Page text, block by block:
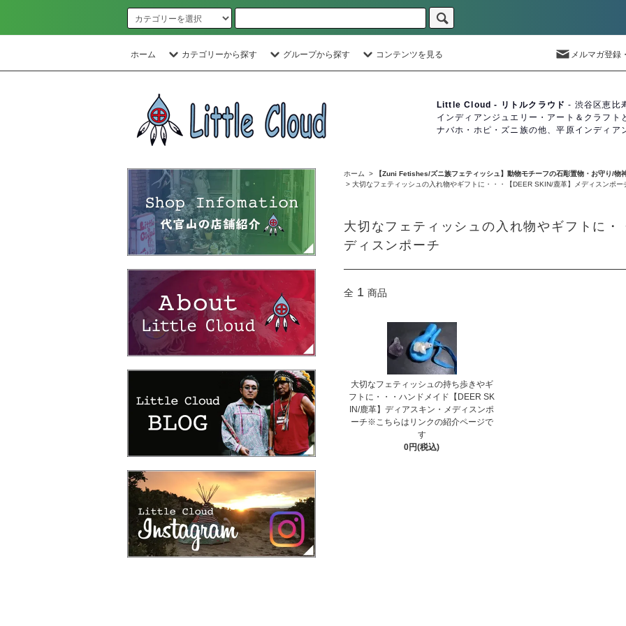
ホーム カテゴリーから探す グループから探す コンテンツを見る メルマガ登録
Little Cloud - リトルクラウド - 渋谷区恵比
インディアンジュエリー・アート＆クラフト
ナバホ・ホピ・ズニ族の他、平原インディア
ホーム >
【Zuni Fetishes/ズニ族フェティッシュ】動物モチーフの石彫置物・お守り/物
> 大切なフェティッシュの入れ物やギフトに・・・【DEER SKIN/鹿革】メディスンポー
大切なフェティッシュの入れ物やギフトに
ディスンポーチ
全 1 商品
大切なフェティッシュの持ち歩きやギ
フトに・・・ハンドメイド【DEER SK
IN/鹿革】ディアスキン・メディスンポ
ーチ※こちらはリンクの紹介ページで
す
0円(税込)